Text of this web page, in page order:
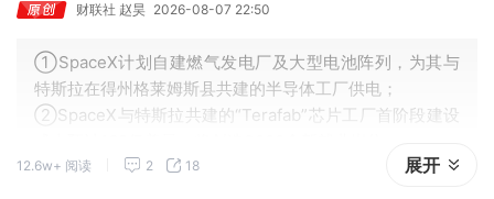
财联社 赵昊 2026-08-07 22:50
①SpaceX计划自建燃气发电厂及大型电池阵列，为其与
特斯拉在得州格莱姆斯县共建的半导体工厂供电；
②SpaceX与特斯拉共建的“Terafab”芯片工厂首阶段建设
12.6w+ 阅读 2 18 展开